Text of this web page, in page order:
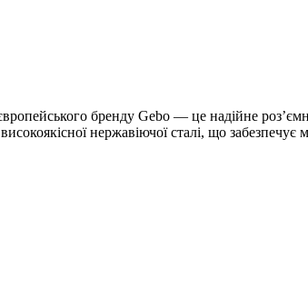
бренду Gebo — це надійне
нержавіючої сталі, що